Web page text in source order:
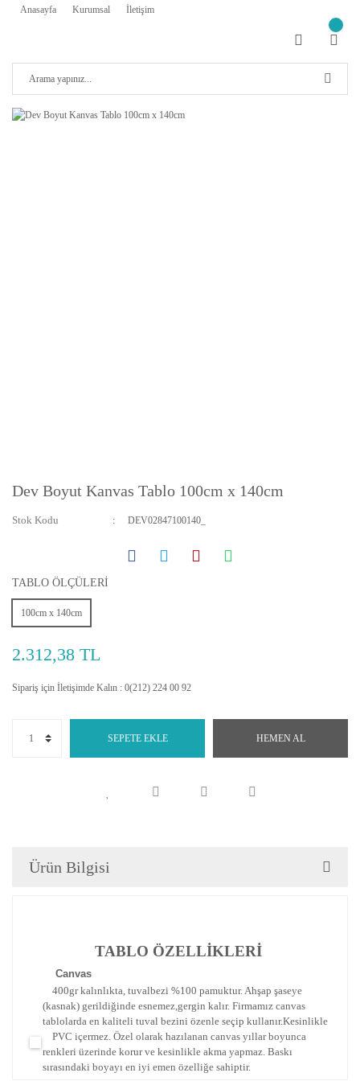
Anasayfa Kurumsal İletişim
Dev Boyut Kanvas Tablo 100cm x 140cm
Stok Kodu DEV02847100140_
TABLO ÖLÇÜLERİ
100cm x 140cm
2.312,38 TL
Sipariş için İletişimde Kalın : 0(212) 224 00 92
SEPETE EKLE HEMEN AL
Ürün Bilgisi
TABLO ÖZELLİKLERİ
Canvas
400gr kalınlıkta, tuvalbezi %100 pamuktur. Ahşap şaseye
(kasnak) gerildiğinde esnemez,gergin kalır. Firmamız canvas
tablolarda en kaliteli tuval bezini özenle seçip kullanır.Kesinlikle
PVC içermez. Özel olarak hazılanan canvas yıllar boyunca
renkleri üzerinde korur ve kesinlikle akma yapmaz. Baskı
sırasındaki boyayı en iyi emen özelliğe sahiptir.